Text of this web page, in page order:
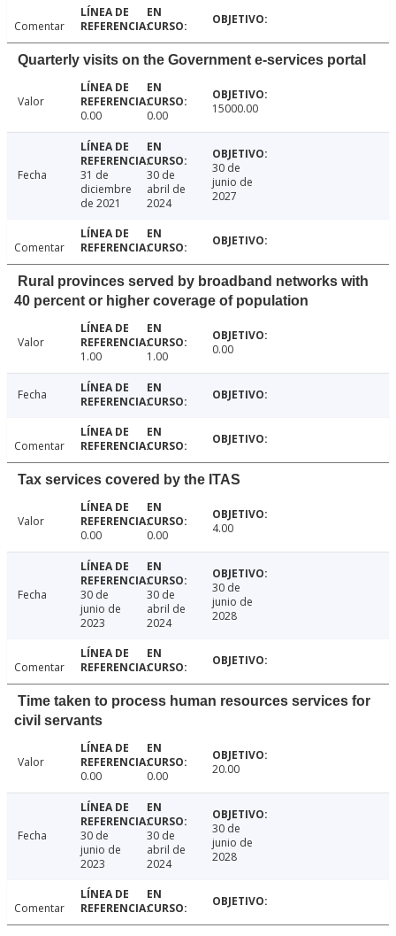
Comentar
Quarterly visits on the Government e-services portal
Valor
0.00
0.00 15000.00
Fecha
31 de
diciembre
de 2021
30 de
abril de
2024
30 de
junio de
2027
Comentar
Rural provinces served by broadband networks with
40 percent or higher coverage of population
Valor
1.00
1.00 0.00
Fecha
Comentar
Tax services covered by the ITAS
Valor
0.00
0.00 4.00
Fecha
30 de
junio de
2023
30 de
abril de
2024
30 de
junio de
2028
Comentar
Time taken to process human resources services for
civil servants
Valor
0.00
0.00 20.00
Fecha
30 de
junio de
2023
30 de
abril de
2024
30 de
junio de
2028
Comentar